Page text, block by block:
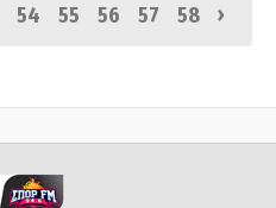
54 55 56 57 58 ›